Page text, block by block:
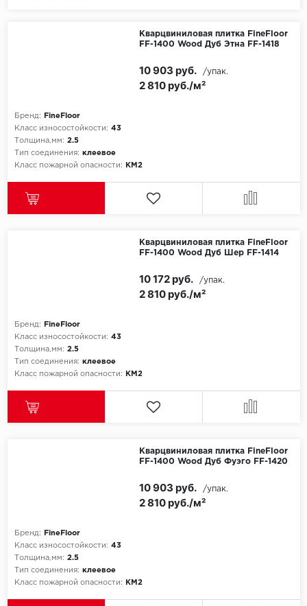
CronaFloor
Damy Floor
Floor Click
Jinan PDM
Кварцвиниловая плитка FineFloor
FF-1400 Wood Дуб Этна FF-1418
Бренд:
FineFloor
Класс износостойкости: 43
Толщина,мм: 2.5
Тип соединения: клеевое
Класс пожарной опасности:
КМ2
2 810 руб./м²
10 903 руб. /упак.
Кварцвиниловая плитка FineFloor
FF-1400 Wood Дуб Шер FF-1414
Бренд:
FineFloor
Класс износостойкости: 43
Толщина,мм: 2.5
Тип соединения: клеевое
Класс пожарной опасности:
КМ2
2 810 руб./м²
10 172 руб. /упак.
Кварцвиниловая плитка FineFloor
FF-1400 Wood Дуб Фуэго FF-1420
Бренд:
FineFloor
Класс износостойкости: 43
Толщина,мм: 2.5
Тип соединения: клеевое
Класс пожарной опасности:
КМ2
2 810 руб./м²
10 903 руб. /упак.